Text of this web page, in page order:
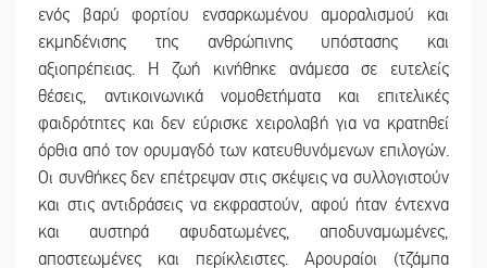
ενός βαρύ φορτίου ενσαρκωμένου αμοραλισμού και
εκμηδένισης της ανθρώπινης υπόστασης και
αξιοπρέπειας. Η ζωή κινήθηκε ανάμεσα σε ευτελείς
θέσεις, αντικοινωνικά νομοθετήματα και επιτελικές
φαιδρότητες και δεν εύρισκε χειρολαβή για να κρατηθεί
όρθια από τον ορυμαγδό των κατευθυνόμενων επιλογών.
Οι συνθήκες δεν επέτρεψαν στις σκέψεις να συλλογιστούν
και στις αντιδράσεις να εκφραστούν, αφού ήταν έντεχνα
και αυστηρά αφυδατωμένες, αποδυναμωμένες,
αποστεωμένες και περίκλειστες. Αρουραίοι (τζάμπα